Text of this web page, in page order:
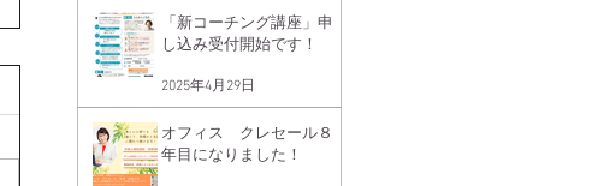
「新コーチング講座」申
し込み受付開始です！
2025年4月29日
オフィス クレセール８
年目になりました！